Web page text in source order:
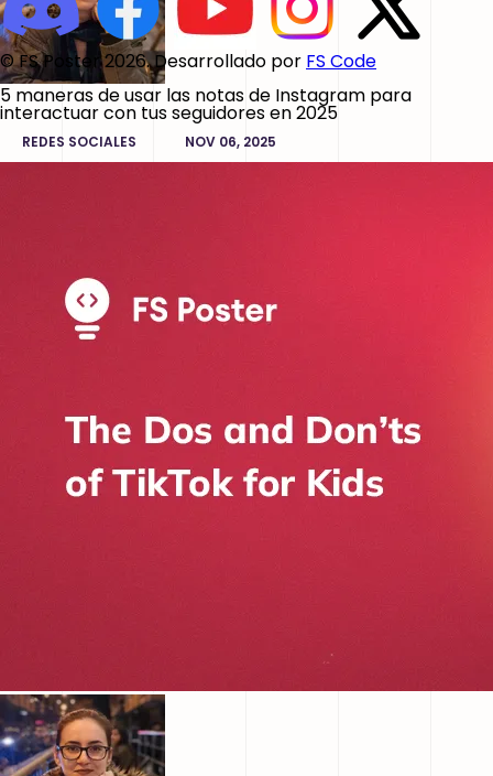
© FS Poster 2026. Desarrollado por FS Code
5 maneras de usar las notas de Instagram para
interactuar con tus seguidores en 2025
REDES SOCIALES NOV 06, 2025